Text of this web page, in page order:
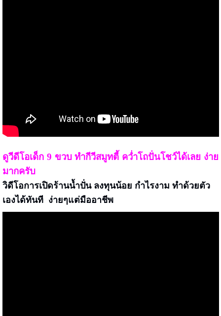
ดูวีดีโอเด็ก 9 ขวบ ทำกีวีสมูทตี้ คว่ำโถปั่นโชว์ได้เลย ง่าย
มากครับ
วิดีโอการเปิดร้านน้ำปั่น ลงทุนน้อย กำไรงาม ทำด้วยตัว
เองได้ทันที ง่ายๆแต่มืออาชีพ